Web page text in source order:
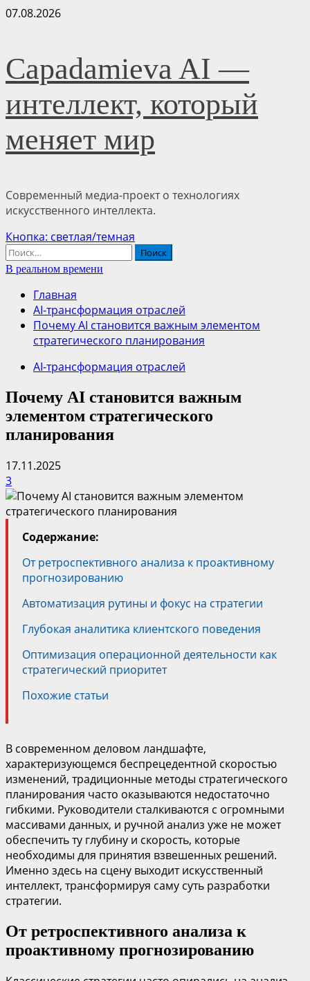
Перейти
07.08.2026
Capadamieva AI —
интеллект, который
меняет мир
Современный медиа-проект о технологиях
искусственного интеллекта.
Основное
меню
Кнопка: светлая/темная
Найти:
В реальном времени
Главная
AI-трансформация отраслей
Почему AI становится важным элементом
стратегического планирования
AI-трансформация отраслей
Почему AI становится важным
элементом стратегического
планирования
17.11.2025
3
Содержание:
От ретроспективного анализа к проактивному
прогнозированию
Автоматизация рутины и фокус на стратегии
Глубокая аналитика клиентского поведения
Оптимизация операционной деятельности как
стратегический приоритет
Похожие статьи
В современном деловом ландшафте,
характеризующемся беспрецедентной скоростью
изменений, традиционные методы стратегического
планирования часто оказываются недостаточно
гибкими. Руководители сталкиваются с огромными
массивами данных, и ручной анализ уже не может
обеспечить ту глубину и скорость, которые
необходимы для принятия взвешенных решений.
Именно здесь на сцену выходит искусственный
интеллект, трансформируя саму суть разработки
стратегии.
От ретроспективного анализа к
проактивному прогнозированию